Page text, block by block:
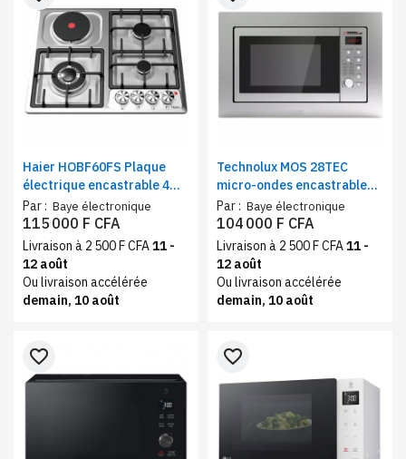
Haier HOBF60FS Plaque
électrique encastrable 4
feux mixte | 3feux à gaz,
1feu électrique
Par : Baye électronique
115 000 F CFA
Livraison à 2 500 F CFA11 -
12 août
Ou livraison accélérée
demain, 10 août
Technolux MOS 28TEC
micro-ondes encastrable
28 litres, inox
Par : Baye électronique
104 000 F CFA
Livraison à 2 500 F CFA11 -
12 août
Ou livraison accélérée
demain, 10 août
favorite_border favorite_border